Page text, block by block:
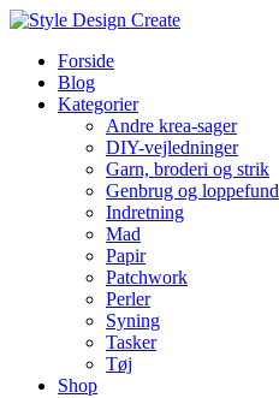
Forside
Blog
Kategorier
Andre krea-sager
DIY-vejledninger
Garn, broderi og strik
Genbrug og loppefund
Indretning
Mad
Papir
Patchwork
Perler
Syning
Tasker
Tøj
Shop